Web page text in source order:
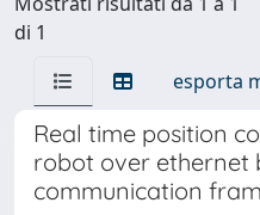
di 1
esporta
Real time position
robot over ethernet
communication